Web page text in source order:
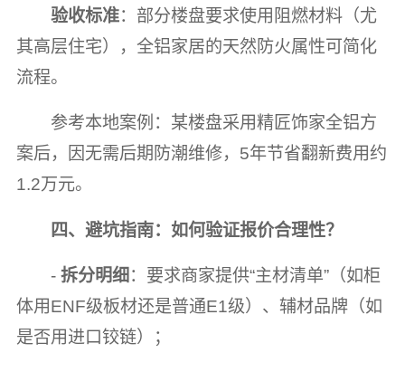
验收标准：部分楼盘要求使用阻燃材料（尤
其高层住宅），全铝家居的天然防火属性可简化
流程。
参考本地案例：某楼盘采用精匠饰家全铝方
案后，因无需后期防潮维修，5年节省翻新费用约
1.2万元。
四、避坑指南：如何验证报价合理性？
-拆分明细 ：要求商家提供“主材清单”（如柜
体用ENF级板材还是普通E1级）、辅材品牌（如
是否用进口铰链）；